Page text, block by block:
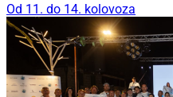
Od 11. do 14. kolovoza